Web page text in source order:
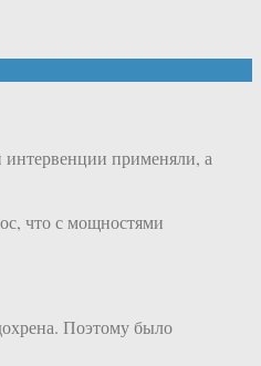
применяли, а
что с мощностями
Поэтому было